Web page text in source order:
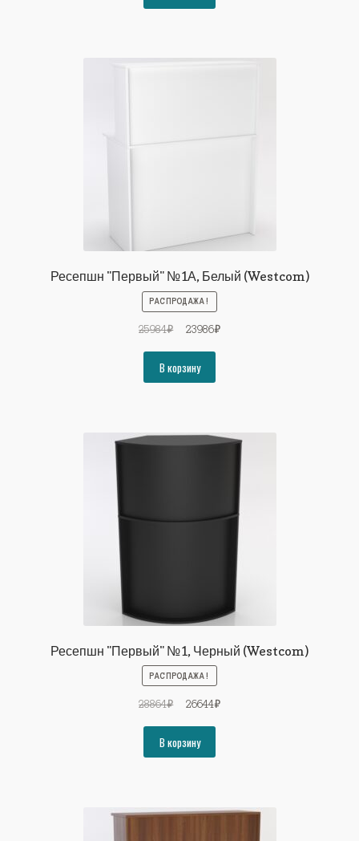
77360₽.
Ресепшн "Первый" №1А, Белый (Westcom)
РАСПРОДАЖА!
25984₽
Первоначальная
составляла
25984₽.
23986₽Текущая
В корзину
Ресепшн "Первый" №1, Черный (Westcom)
РАСПРОДАЖА!
28864₽
Первоначальная
составляла
28864₽.
26644₽Текущая
В корзину